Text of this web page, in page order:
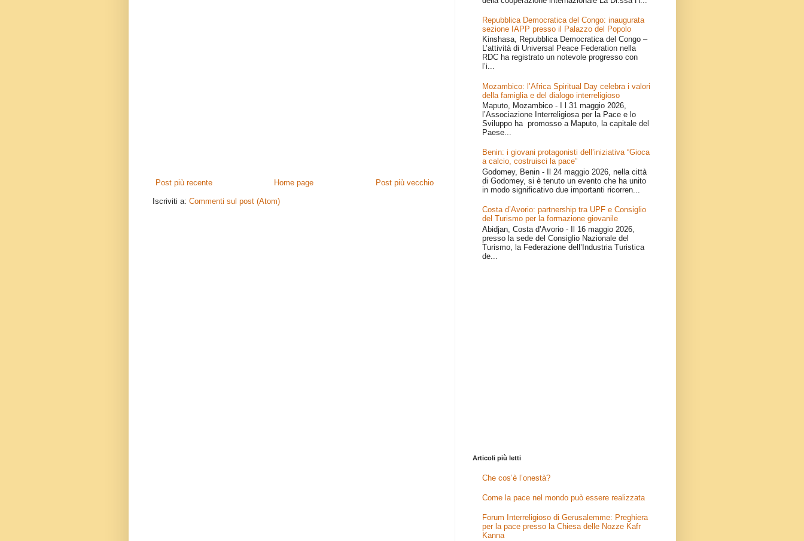
Post più recente Post più vecchio
Home page
Iscriviti a: Commenti sul post (Atom)
Repubblica Democratica del Congo: inaugurata
sezione IAPP presso il Palazzo del Popolo
Kinshasa, Repubblica Democratica del Congo –
L’attività di Universal Peace Federation nella
RDC ha registrato un notevole progresso con
l’i...
Mozambico: l’Africa Spiritual Day celebra i valori
della famiglia e del dialogo interreligioso
Maputo, Mozambico - I l 31 maggio 2026,
l’Associazione Interreligiosa per la Pace e lo
Sviluppo ha promosso a Maputo, la capitale del
Paese...
Benin: i giovani protagonisti dell’iniziativa “Gioca
a calcio, costruisci la pace”
Godomey, Benin - Il 24 maggio 2026, nella città
di Godomey, si è tenuto un evento che ha unito
in modo significativo due importanti ricorren...
Costa d’Avorio: partnership tra UPF e Consiglio
del Turismo per la formazione giovanile
Abidjan, Costa d’Avorio - Il 16 maggio 2026,
presso la sede del Consiglio Nazionale del
Turismo, la Federazione dell’Industria Turistica
de...
Articoli più letti
Che cos’è l’onestà?
Come la pace nel mondo può essere realizzata
Forum Interreligioso di Gerusalemme: Preghiera
per la pace presso la Chiesa delle Nozze Kafr
Kanna